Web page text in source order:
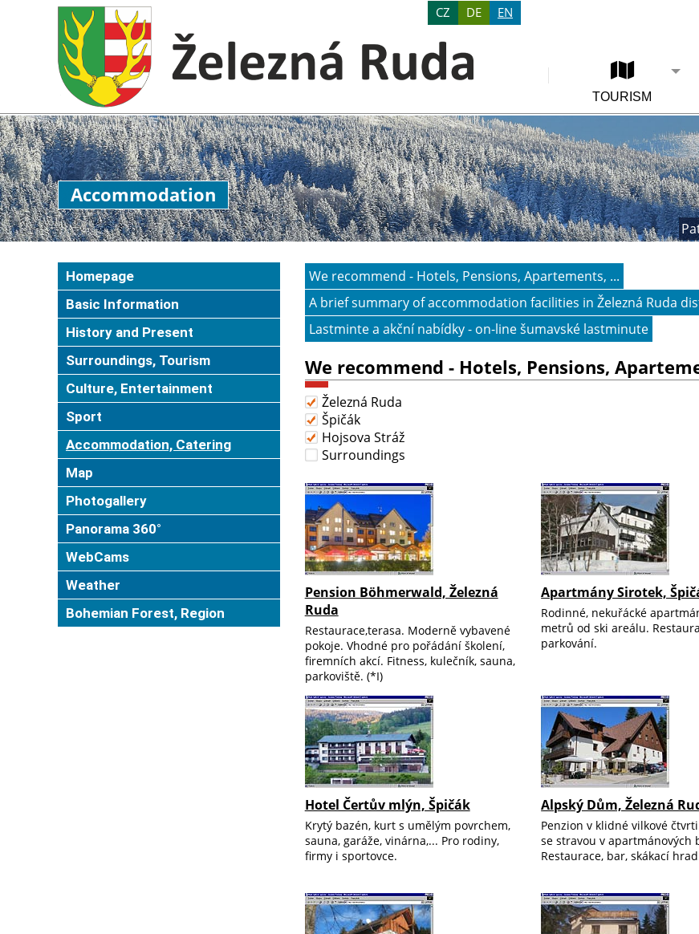
CZ DE EN
TOURISM
Accommodation
Homepage
Basic Information
History and Present
Surroundings, Tourism
Culture, Entertainment
Sport
Accommodation, Catering
Map
Photogallery
Panorama 360°
WebCams
Weather
Bohemian Forest, Region
We recommend - Hotels, Pensions, Apartements, ...
A brief summary of accommodation facilities in Železná Ruda
Lastminte a akční nabídky - on-line šumavské lastminute
We recommend - Hotels, Pensions,
Železná Ruda
Špičák
Hojsova Stráž
Surroundings
Pension Böhmerwald, Železná
Ruda
Restaurace,terasa. Moderně vybavené
pokoje. Vhodné pro pořádání školení,
firemních akcí. Fitness, kulečník, sauna,
parkoviště. (*I)
Apartmány Sirotek,
Rodinné, nekuřácké
metrů od ski areálu.
parkování.
Hotel Čertův mlýn, Špičák
Krytý bazén, kurt s umělým povrchem,
sauna, garáže, vinárna,... Pro rodiny,
firmy i sportovce.
Alpský Dům, Železná
Penzion v klidné vilkové
se stravou v apartmánových
Restaurace, bar, skákací